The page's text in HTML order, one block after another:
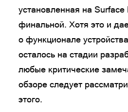
установленная на Surface
финальной. Хотя это и
о функционале
осталось на стадии
любые критические
обзоре следует
этого.